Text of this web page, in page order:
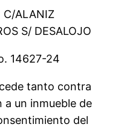
C/ALANIZ
S/ DESALOJO
14627-24
tanto contra
a un inmueble de
del